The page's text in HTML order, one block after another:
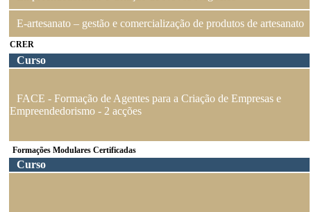
E-artesanato – gestão e comercialização de produtos de artesanato
CRER
Curso
FACE - Formação de Agentes para a Criação de Empresas e
Empreendedorismo - 2 acções
Formações Modulares Certificadas
Curso